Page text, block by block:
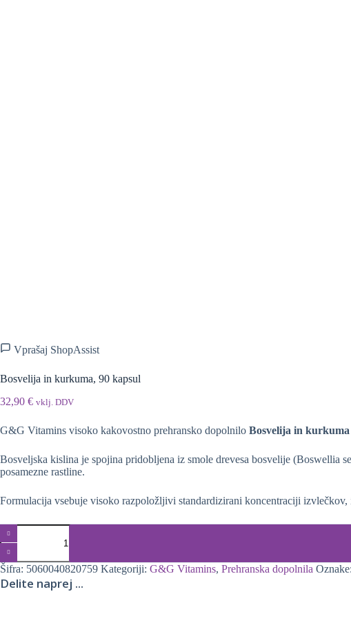
Vprašaj ShopAssist
Bosvelija in kurkuma, 90 kapsul
32,90 € vklj. DDV
G&G Vitamins visoko kakovostno prehransko dopolnilo Bosvelija in kurkuma
Bosveljska kislina je spojina pridobljena iz smole drevesa bosvelije (Boswellia
posamezne rastline.
Formulacija vsebuje visoko razpoložljivi standardizirani koncentraciji
Bosvelija
in
kurkuma,
90
kapsul
količina
Šifra: 5060040820759 Kategoriji: G&G Vitamins, Prehranska dopolnila Oznake:
Delite naprej ...